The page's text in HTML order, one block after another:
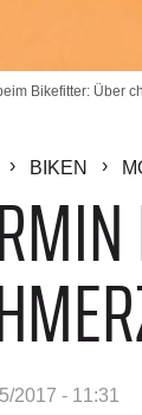
Bikefitter: Über
BIKEN
2017 - 11:31